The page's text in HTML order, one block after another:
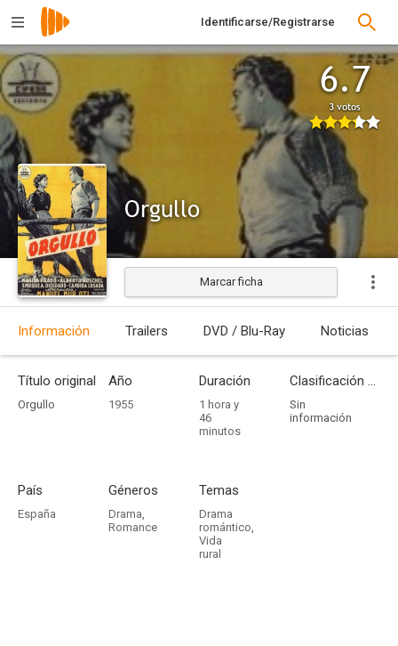
Identificarse/Registrarse
6.7
3 votos
Orgullo
Estrenada
Marcar ficha
Información Trailers DVD / Blu-Ray Noticias
Título original
Orgullo
Año
1955
Duración
1 hora y
46
minutos
Clasificación por edades
Sin
información
País
España
Géneros
Drama,
Romance
Temas
Drama
romántico,
Vida
rural